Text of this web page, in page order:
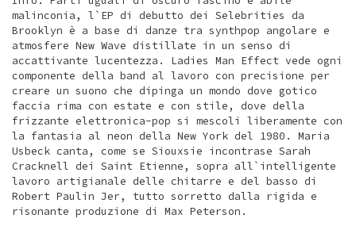
malinconia, l`EP di debutto dei Selebrities da
Brooklyn è a base di danze tra synthpop angolare e
atmosfere New Wave distillate in un senso di
accattivante lucentezza. Ladies Man Effect vede ogni
componente della band al lavoro con precisione per
creare un suono che dipinga un mondo dove gotico
faccia rima con estate e con stile, dove della
frizzante elettronica-pop si mescoli liberamente con
la fantasia al neon della New York del 1980. Maria
Usbeck canta, come se Siouxsie incontrase Sarah
Cracknell dei Saint Etienne, sopra all`intelligente
lavoro artigianale delle chitarre e del basso di
Robert Paulin Jer, tutto sorretto dalla rigida e
risonante produzione di Max Peterson.